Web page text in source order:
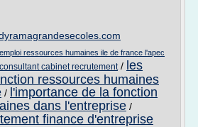
ressources humaines ile de france l'apec
cabinet recrutement/ les
ressources humaines
/ l'importance de la fonction
dans l'entreprise /
finance d'entreprise